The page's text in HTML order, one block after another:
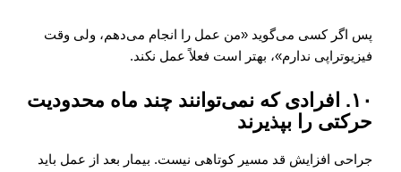
پس اگر کسی می‌گوید «من عمل را انجام می‌دهم، ولی وقت
فیزیوتراپی ندارم»، بهتر است فعلاً عمل نکند.
۱۰. افرادی که نمی‌توانند چند ماه محدودیت
حرکتی را بپذیرند
جراحی افزایش قد مسیر کوتاهی نیست. بیمار بعد از عمل باید